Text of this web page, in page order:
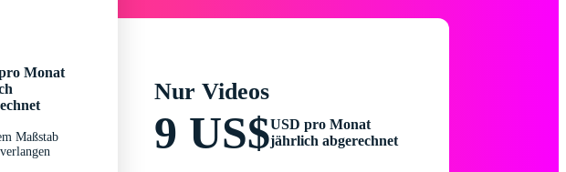
Monat
Maßstab
Nur Videos
9 US$USD pro Monat
jährlich abgerechnet